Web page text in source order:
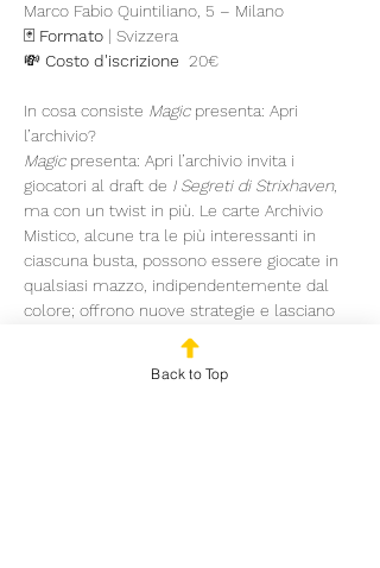
Marco Fabio Quintiliano, 5 – Milano
🃏 Formato | Svizzera
💸 Costo d'iscrizione 20€
In cosa consiste Magic presenta: Apri
l’archivio?
Magic presenta: Apri l’archivio invita i
giocatori al draft de I Segreti di Strixhaven,
ma con un twist in più. Le carte Archivio
Mistico, alcune tra le più interessanti in
ciascuna busta, possono essere giocate in
qualsiasi mazzo, indipendentemente dal
colore; offrono nuove strategie e lasciano
tutto il divertimento del draft ai giocatori.
Ricompensa digitale aggiunta
Back to Top